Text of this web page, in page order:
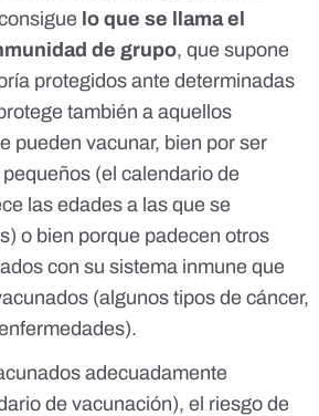
lo que se llama el
de grupo, que supone
protegidos ante determinadas
también a aquellos
pueden vacunar, bien por ser
(el calendario de
las edades a las que se
o bien porque padecen otros
con su sistema inmune que
(algunos tipos de cáncer,
adecuadamente
de vacunación), el riesgo de